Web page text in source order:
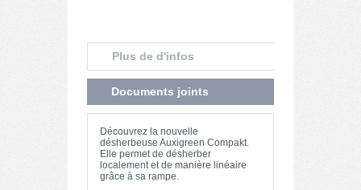
Plus de d'infos
Documents joints
Découvrez la nouvelle
désherbeuse Auxigreen Compakt.
Elle permet de désherber
localement et de manière linéaire
grâce à sa rampe.